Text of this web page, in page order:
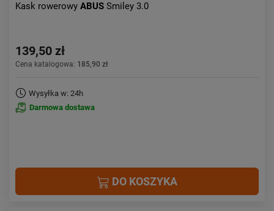
Kask rowerowy ABUS Smiley 3.0
139,50 zł
Cena katalogowa: 185,90 zł
Wysyłka w: 24h
Darmowa dostawa
DO KOSZYKA